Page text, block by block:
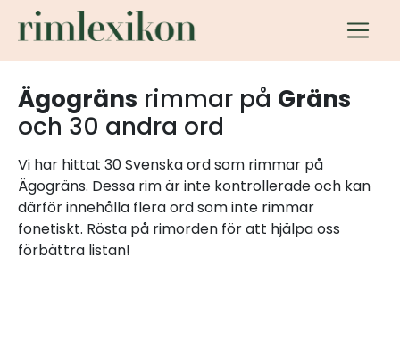
Ägogräns rimmar på Gräns
och 30 andra ord
Vi har hittat 30 Svenska ord som rimmar på
Ägogräns. Dessa rim är inte kontrollerade och kan
därför innehålla flera ord som inte rimmar
fonetiskt. Rösta på rimorden för att hjälpa oss
förbättra listan!